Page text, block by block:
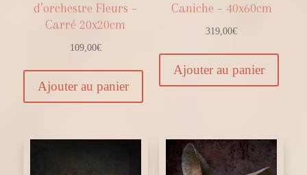
d’orchestre Fleurs –
Carré 20x20cm
109,00€
Ajouter au panier
Caniche – 40x60cm
319,00€
Ajouter au panier